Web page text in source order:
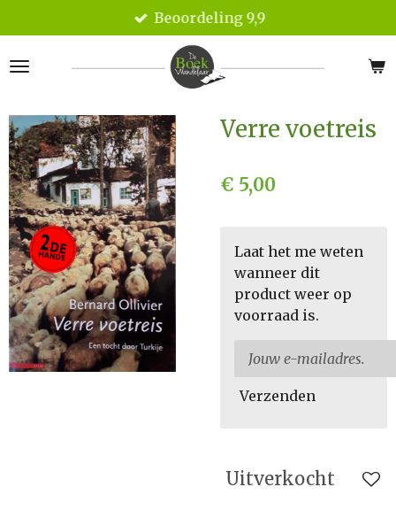
direct
naar
Beoordeling 9,9
Verre voetreis
€ 5,00
Laat het me weten
wanneer dit
product weer op
voorraad is.
Verzenden
Uitverkocht